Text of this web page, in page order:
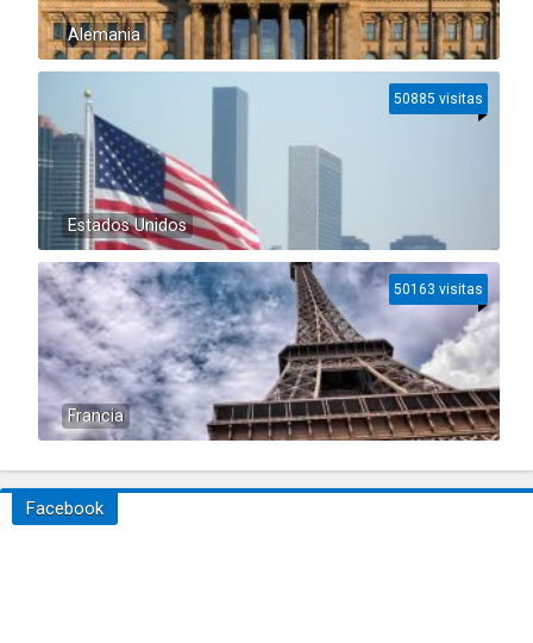
Alemania
Estados Unidos
50885 visitas
Francia
50163 visitas
Facebook